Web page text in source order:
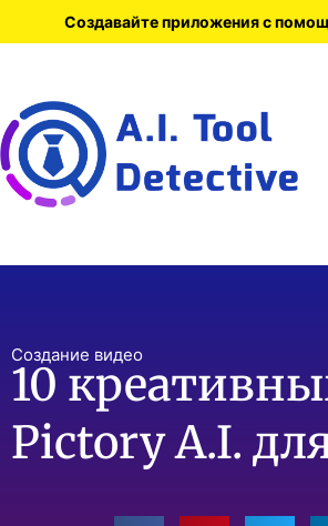
Создание видео
10
Pictory A.I.
Создавайте приложения с